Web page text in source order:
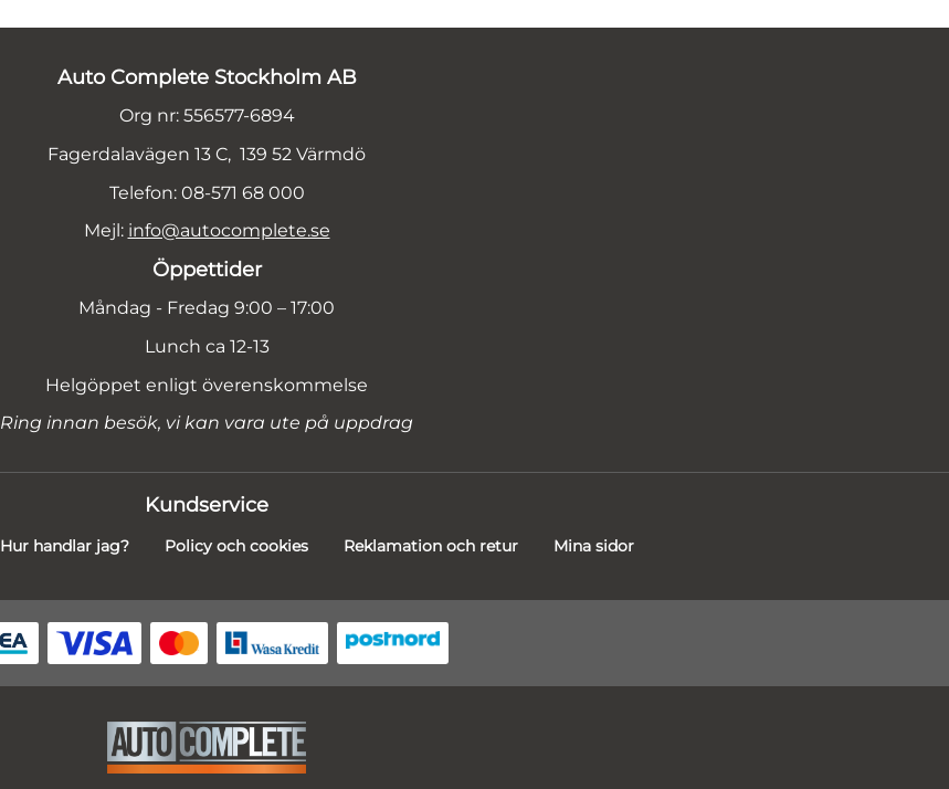
Auto Complete Stockholm AB
Org nr: 556577-6894
Fagerdalavägen 13 C, 139 52 Värmdö
Telefon: 08-571 68 000
Mejl: info@autocomplete.se
Öppettider
Måndag - Fredag 9:00 – 17:00
Lunch ca 12-13
Helgöppet enligt överenskommelse
Ring innan besök, vi kan vara ute på uppdrag
Kundservice
Hur handlar jag? Policy och cookies Reklamation och retur Mina sidor